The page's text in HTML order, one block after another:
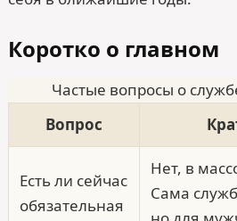
Коротко о главном
Частые вопросы о
Вопрос
Есть ли сейчас
обязательная
Нет, в
Сама